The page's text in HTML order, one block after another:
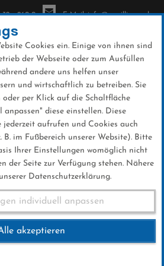
32 - 960-0 E-Mail: info@sc-willingen.de
Cookies ein. Einige von ihnen sind
der Webseite oder zum Ausfüllen
andere uns helfen unser
und wirtschaftlich zu betreiben. Sie
oder per Klick auf die Schaltfläche
diese einstellen. Diese
jederzeit aufrufen und Cookies auch
im Fußbereich unserer Website). Bitte
Ihrer Einstellungen womöglich nicht
der Seite zur Verfügung stehen. Nähere
Datenschutzerklärung.
individuell anpassen
akzeptieren